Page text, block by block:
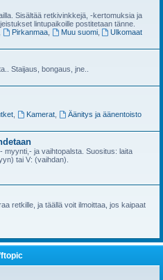
Sisältää retkivinkkejä, -kertomuksia ja
lintupaikoille postitetaan tänne.
Pirkanmaa, Muu suomi,
Ulkomaat
Staijaus, bongaus, jne..
, Kamerat,
Äänitys ja äänentoisto
myynti,- ja vaihtopalsta. Suositus: laita
tai V: (vaihdan).
retkille, ja täällä voit ilmoittaa, jos kaipaat